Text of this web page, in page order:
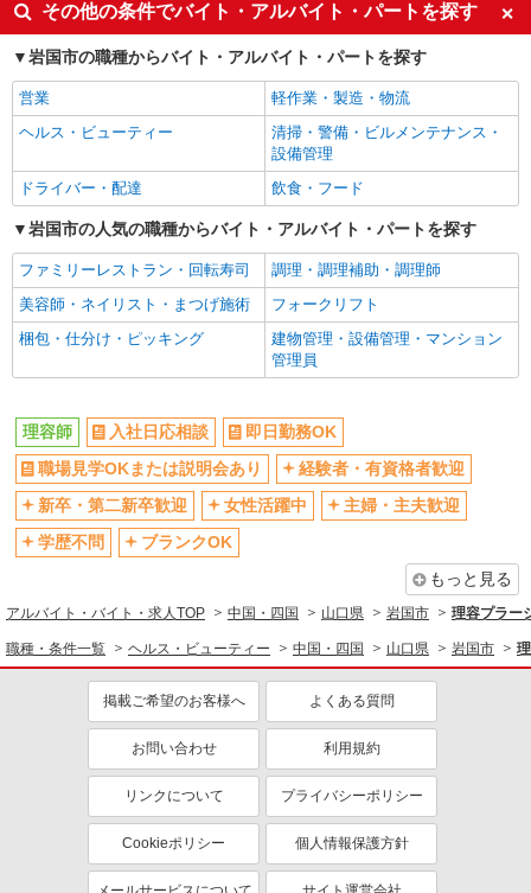
その他の条件でバイト・アルバイト・パートを探す
岩国市の職種からバイト・アルバイト・パートを探す
営業
軽作業・製造・物流
ヘルス・ビューティー
清掃・警備・ビルメンテナンス・
設備管理
ドライバー・配達
飲食・フード
岩国市の人気の職種からバイト・アルバイト・パートを探す
ファミリーレストラン・回転寿司
調理・調理補助・調理師
美容師・ネイリスト・まつげ施術
フォークリフト
梱包・仕分け・ピッキング
建物管理・設備管理・マンション
管理員
理容師 入社日応相談
即日勤務OK
職場見学OKまたは説明会あり
経験者・有資格者歓迎
新卒・第二新卒歓迎
女性活躍中
主婦・主夫歓迎
学歴不問
ブランクOK
もっと見る
アルバイト・バイト・求人TOP 中国・四国 山口県 岩国市 理容プラー
職種・条件一覧 ヘルス・ビューティー 中国・四国 山口県 岩国市
掲載ご希望のお客様へ よくある質問
お問い合わせ 利用規約
リンクについて プライバシーポリシー
Cookieポリシー 個人情報保護方針